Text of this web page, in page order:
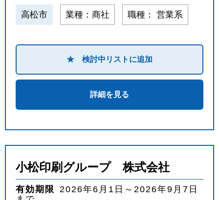
高松市 業種：商社 職種： 営業系
★ 検討中リストに追加
詳細を見る
小松印刷グループ 株式会社
有効期限 2026年6月1日～2026年9月7日